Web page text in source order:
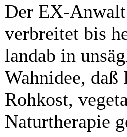
Der EX-
verbreitet bis
landab in
Wahnidee, daß
Rohkost,
Naturtherapie